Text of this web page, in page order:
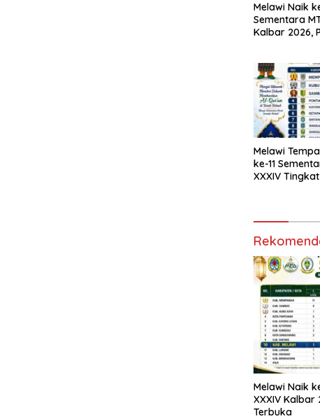
Melawi Naik
Sementara
Kalbar 2026,
Melawi
ke-11
XXXIV
Melawi Naik
XXXIV Kalbar
Terbuka